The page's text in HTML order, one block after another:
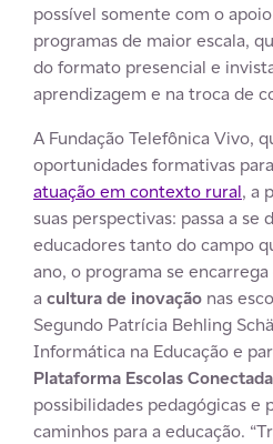
possível somente com o
programas de maior escala,
do formato presencial e
aprendizagem e na troca de
A Fundação Telefônica Vivo,
oportunidades formativas
atuação em contexto rural, a
suas perspectivas: passa a se
educadores tanto do campo
ano, o programa se
a cultura de inovação nas
Segundo Patrícia Behling
Informática na Educação e
Plataforma Escolas
possibilidades pedagógicas e
caminhos para a educação.